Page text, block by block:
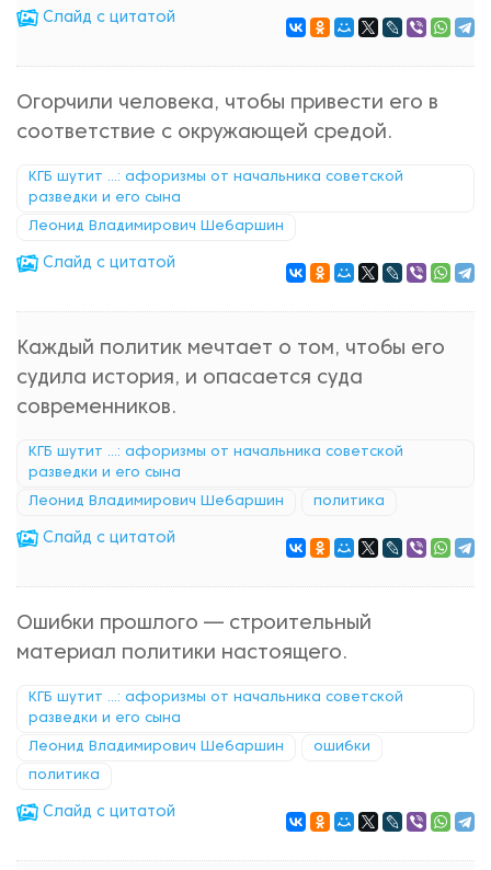
Cлайд с цитатой
Огорчили человека, чтобы привести его в
соответствие с окружающей средой.
КГБ шутит ...: афоризмы от начальника советской
разведки и его сына
Леонид Владимирович Шебаршин
Cлайд с цитатой
Каждый политик мечтает о том, чтобы его
судила история, и опасается суда
современников.
КГБ шутит ...: афоризмы от начальника советской
разведки и его сына
Леонид Владимирович Шебаршин политика
Cлайд с цитатой
Ошибки прошлого — строительный
материал политики настоящего.
КГБ шутит ...: афоризмы от начальника советской
разведки и его сына
Леонид Владимирович Шебаршин ошибки
политика
Cлайд с цитатой